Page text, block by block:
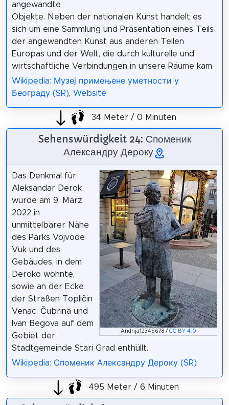
angewandte
Objekte. Neben der nationalen Kunst handelt es
sich um eine Sammlung und Präsentation eines Teils
der angewandten Kunst aus anderen Teilen
Europas und der Welt, die durch kulturelle und
wirtschaftliche Verbindungen in unsere Räume kam.
Wikipedia: Музеј примењене уметности у
Београду (SR), Website
34 Meter / 0 Minuten
Sehenswürdigkeit 24: Споменик
Александру Дероку
Andrija12345678 / CC BY 4.0
Das Denkmal für
Aleksandar Derok
wurde am 9. März
2022 in
unmittelbarer Nähe
des Parks Vojvode
Vuk und des
Gebäudes, in dem
Deroko wohnte,
sowie an der Ecke
der Straßen Topličin
Venac, Čubrina und
Ivan Begova auf dem
Gebiet der
Stadtgemeinde Stari Grad enthüllt.
Wikipedia: Споменик Александру Дероку (SR)
495 Meter / 6 Minuten